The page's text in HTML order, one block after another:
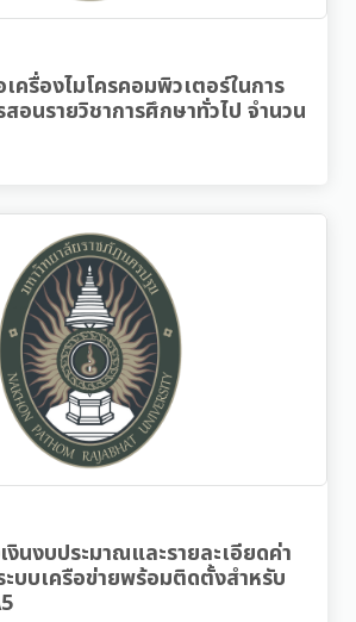
ครื่องไมโครคอมพิวเตอร์ในการ
อนรายวิชาการศึกษาทั่วไป จำนวน
งินงบประมาณและรายละเอียดค่า
บบเครือข่ายพร้อมติดตั้งสำหรับ